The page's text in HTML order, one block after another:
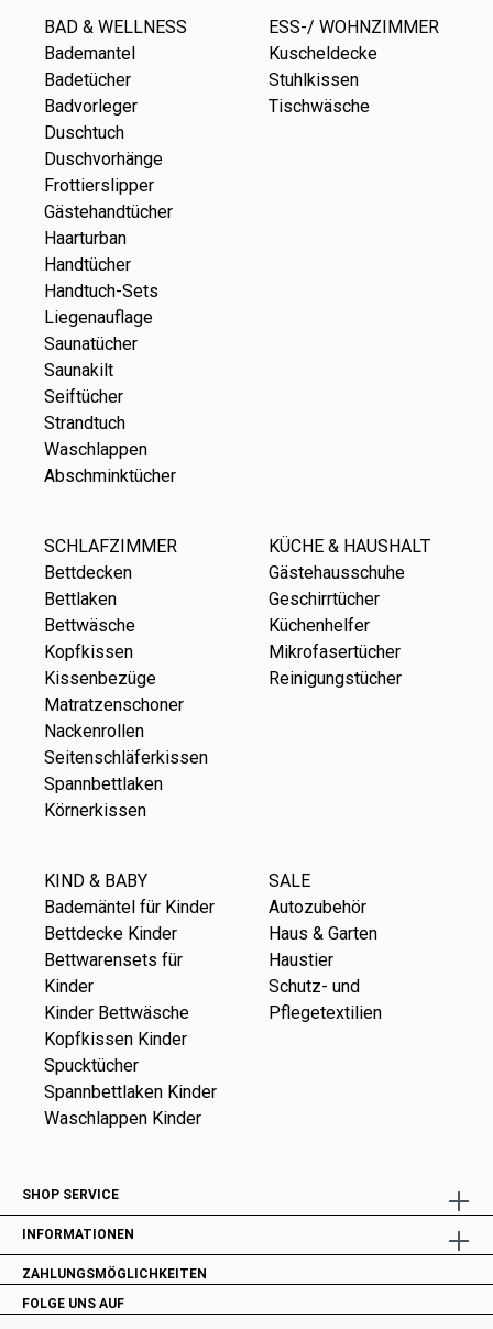
BAD & WELLNESS
Bademantel
Badetücher
Badvorleger
Duschtuch
Duschvorhänge
Frottierslipper
Gästehandtücher
Haarturban
Handtücher
Handtuch-Sets
Liegenauflage
Saunatücher
Saunakilt
Seiftücher
Strandtuch
Waschlappen
Abschminktücher
ESS-/ WOHNZIMMER
Kuscheldecke
Stuhlkissen
Tischwäsche
SCHLAFZIMMER
Bettdecken
Bettlaken
Bettwäsche
Kopfkissen
Kissenbezüge
Matratzenschoner
Nackenrollen
Seitenschläferkissen
Spannbettlaken
Körnerkissen
KÜCHE & HAUSHALT
Gästehausschuhe
Geschirrtücher
Küchenhelfer
Mikrofasertücher
Reinigungstücher
KIND & BABY
Bademäntel für Kinder
Bettdecke Kinder
Bettwarensets für
Kinder
Kinder Bettwäsche
Kopfkissen Kinder
Spucktücher
Spannbettlaken Kinder
Waschlappen Kinder
SALE
Autozubehör
Haus & Garten
Haustier
Schutz- und
Pflegetextilien
SHOP SERVICE
INFORMATIONEN
ZAHLUNGSMÖGLICHKEITEN
FOLGE UNS AUF